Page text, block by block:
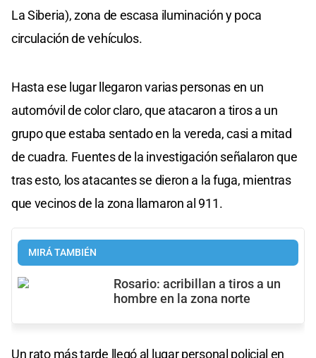
La Siberia), zona de escasa iluminación y poca
circulación de vehículos.
Hasta ese lugar llegaron varias personas en un
automóvil de color claro, que atacaron a tiros a un
grupo que estaba sentado en la vereda, casi a mitad
de cuadra. Fuentes de la investigación señalaron que
tras esto, los atacantes se dieron a la fuga, mientras
que vecinos de la zona llamaron al 911.
MIRÁ TAMBIÉN
Rosario: acribillan a tiros a un
hombre en la zona norte
Un rato más tarde llegó al lugar personal policial en